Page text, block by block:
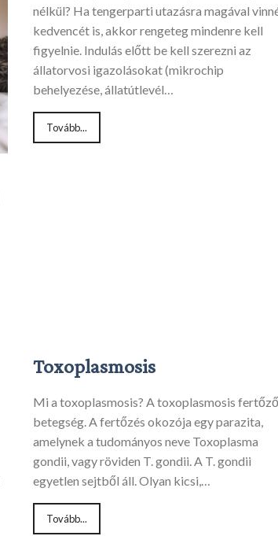
nélkül? Ha tengerparti utazásra magával
kedvencét is, akkor rengeteg mindenre kell
figyelnie. Indulás előtt be kell szerezni az
állatorvosi igazolásokat (mikrochip
behelyezése, állatútlevél…
Tovább...
Toxoplasmosis
Mi a toxoplasmosis? A toxoplasmosis fertőző
betegség. A fertőzés okozója egy parazita,
amelynek a tudományos neve Toxoplasma
gondii, vagy röviden T. gondii. A T. gondii
egyetlen sejtből áll. Olyan kicsi,…
Tovább...